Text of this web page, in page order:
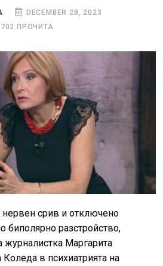
DECEMBER 28, 2023
ПРОЧИТА
срив и отключено
биполярно разстройство,
журналистка Маргарита
в психиатрията на